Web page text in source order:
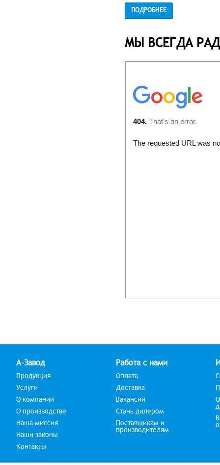
ПОДРОБНЕЕ
МЫ ВСЕГДА
А-Завод
Продукция
Услуги
О компании
О производстве
Наша миссия
Наши законы
Контакты
Работа с нами
Оплата
Доставка
Вакансии
Стань дилером
Поставщикам и
производителям